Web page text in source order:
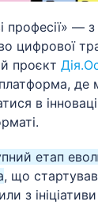
професії» —
цифрової
проєкт
де
в
етап
, що
з ініціативи